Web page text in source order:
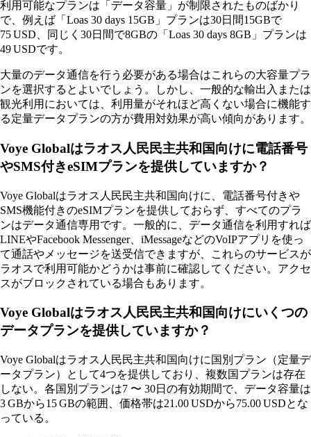
利用可能なプランは「データ容量」が制限されたものばかり
で、例えば「Loas 30 days 15GB」プランは30日間15GBで
75 USD、同じく30日間で8GBの「Loas 30 days 8GB」プランは
49 USDです。
大量のデータ通信を行う必要がある場合はこれらの大容量プラ
ンを選択するとよいでしょう。しかし、一般的な輸出入または
観光利用においては、利用量がそれほど高くない場合に機能す
る定量データプランの方が費用対効果が高い傾向があります。
Voye Globalはラオス人民民主共和国向けに電話番号
やSMS付きeSIMプランを提供していますか？
Voye Globalはラオス人民民主共和国向けに、電話番号付きや
SMS機能付きのeSIMプランを提供しておらず、すべてのプラ
ンはデータ通信専用です。一般的に、データ通信を利用すれば
LINEやFacebook Messenger、iMessageなどのVoIPアプリを使っ
て通話やメッセージを送受信できますが、これらのサービスが
ラオスで利用可能かどうかは事前に確認してください。アクセ
スがブロックされている場合もあります。
Voye Globalはラオス人民民主共和国向けにいくつの
データプランを提供していますか？
Voye Globalはラオス人民民主共和国向けに国別プラン（定量デ
ータプラン）として4つを提供しており、複数国プランは存在
しない。各国別プランは7 〜 30日の有効期間で、データ容量は
3 GBから15 GBの範囲、価格帯は21.00 USDから75.00 USDとな
っている。